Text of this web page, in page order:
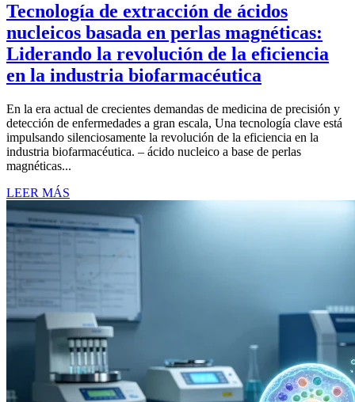
Tecnología de extracción de ácidos
nucleicos basada en perlas magnéticas:
Liderando la revolución de la eficiencia
en la industria biofarmacéutica
En la era actual de crecientes demandas de medicina de precisión y
detección de enfermedades a gran escala, Una tecnología clave está
impulsando silenciosamente la revolución de la eficiencia en la
industria biofarmacéutica. – ácido nucleico a base de perlas
magnéticas...
LEER MÁS